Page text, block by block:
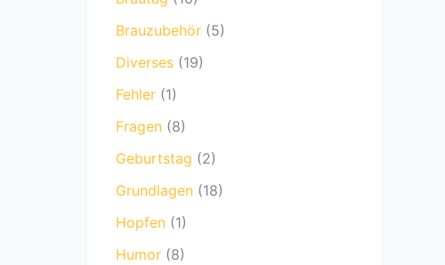
Brauzubehör (5)
Diverses (19)
Fehler (1)
Fragen (8)
Geburtstag (2)
Grundlagen (18)
Hopfen (1)
Humor (8)